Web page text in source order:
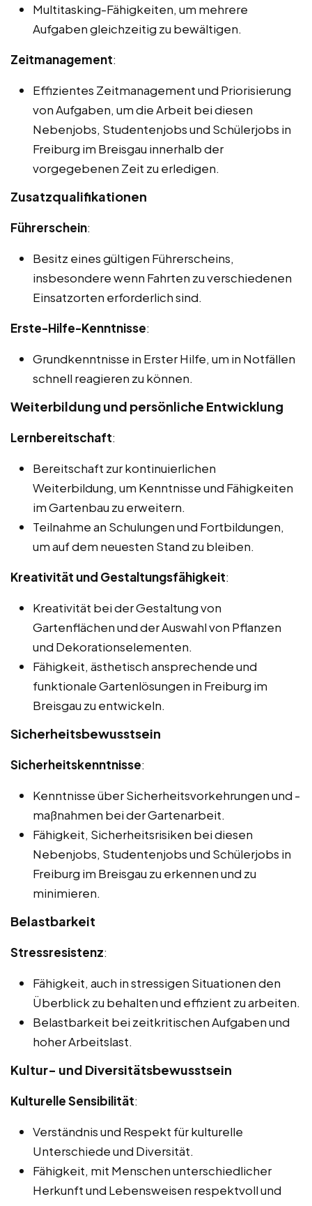
Multitasking-Fähigkeiten, um mehrere
Aufgaben gleichzeitig zu bewältigen.
Zeitmanagement:
Effizientes Zeitmanagement und Priorisierung
von Aufgaben, um die Arbeit bei diesen
Nebenjobs, Studentenjobs und Schülerjobs in
Freiburg im Breisgau innerhalb der
vorgegebenen Zeit zu erledigen.
Zusatzqualifikationen
Führerschein:
Besitz eines gültigen Führerscheins,
insbesondere wenn Fahrten zu verschiedenen
Einsatzorten erforderlich sind.
Erste-Hilfe-Kenntnisse:
Grundkenntnisse in Erster Hilfe, um in Notfällen
schnell reagieren zu können.
Weiterbildung und persönliche Entwicklung
Lernbereitschaft:
Bereitschaft zur kontinuierlichen
Weiterbildung, um Kenntnisse und Fähigkeiten
im Gartenbau zu erweitern.
Teilnahme an Schulungen und Fortbildungen,
um auf dem neuesten Stand zu bleiben.
Kreativität und Gestaltungsfähigkeit:
Kreativität bei der Gestaltung von
Gartenflächen und der Auswahl von Pflanzen
und Dekorationselementen.
Fähigkeit, ästhetisch ansprechende und
funktionale Gartenlösungen in Freiburg im
Breisgau zu entwickeln.
Sicherheitsbewusstsein
Sicherheitskenntnisse:
Kenntnisse über Sicherheitsvorkehrungen und -
maßnahmen bei der Gartenarbeit.
Fähigkeit, Sicherheitsrisiken bei diesen
Nebenjobs, Studentenjobs und Schülerjobs in
Freiburg im Breisgau zu erkennen und zu
minimieren.
Belastbarkeit
Stressresistenz:
Fähigkeit, auch in stressigen Situationen den
Überblick zu behalten und effizient zu arbeiten.
Belastbarkeit bei zeitkritischen Aufgaben und
hoher Arbeitslast.
Kultur- und Diversitätsbewusstsein
Kulturelle Sensibilität:
Verständnis und Respekt für kulturelle
Unterschiede und Diversität.
Fähigkeit, mit Menschen unterschiedlicher
Herkunft und Lebensweisen respektvoll und